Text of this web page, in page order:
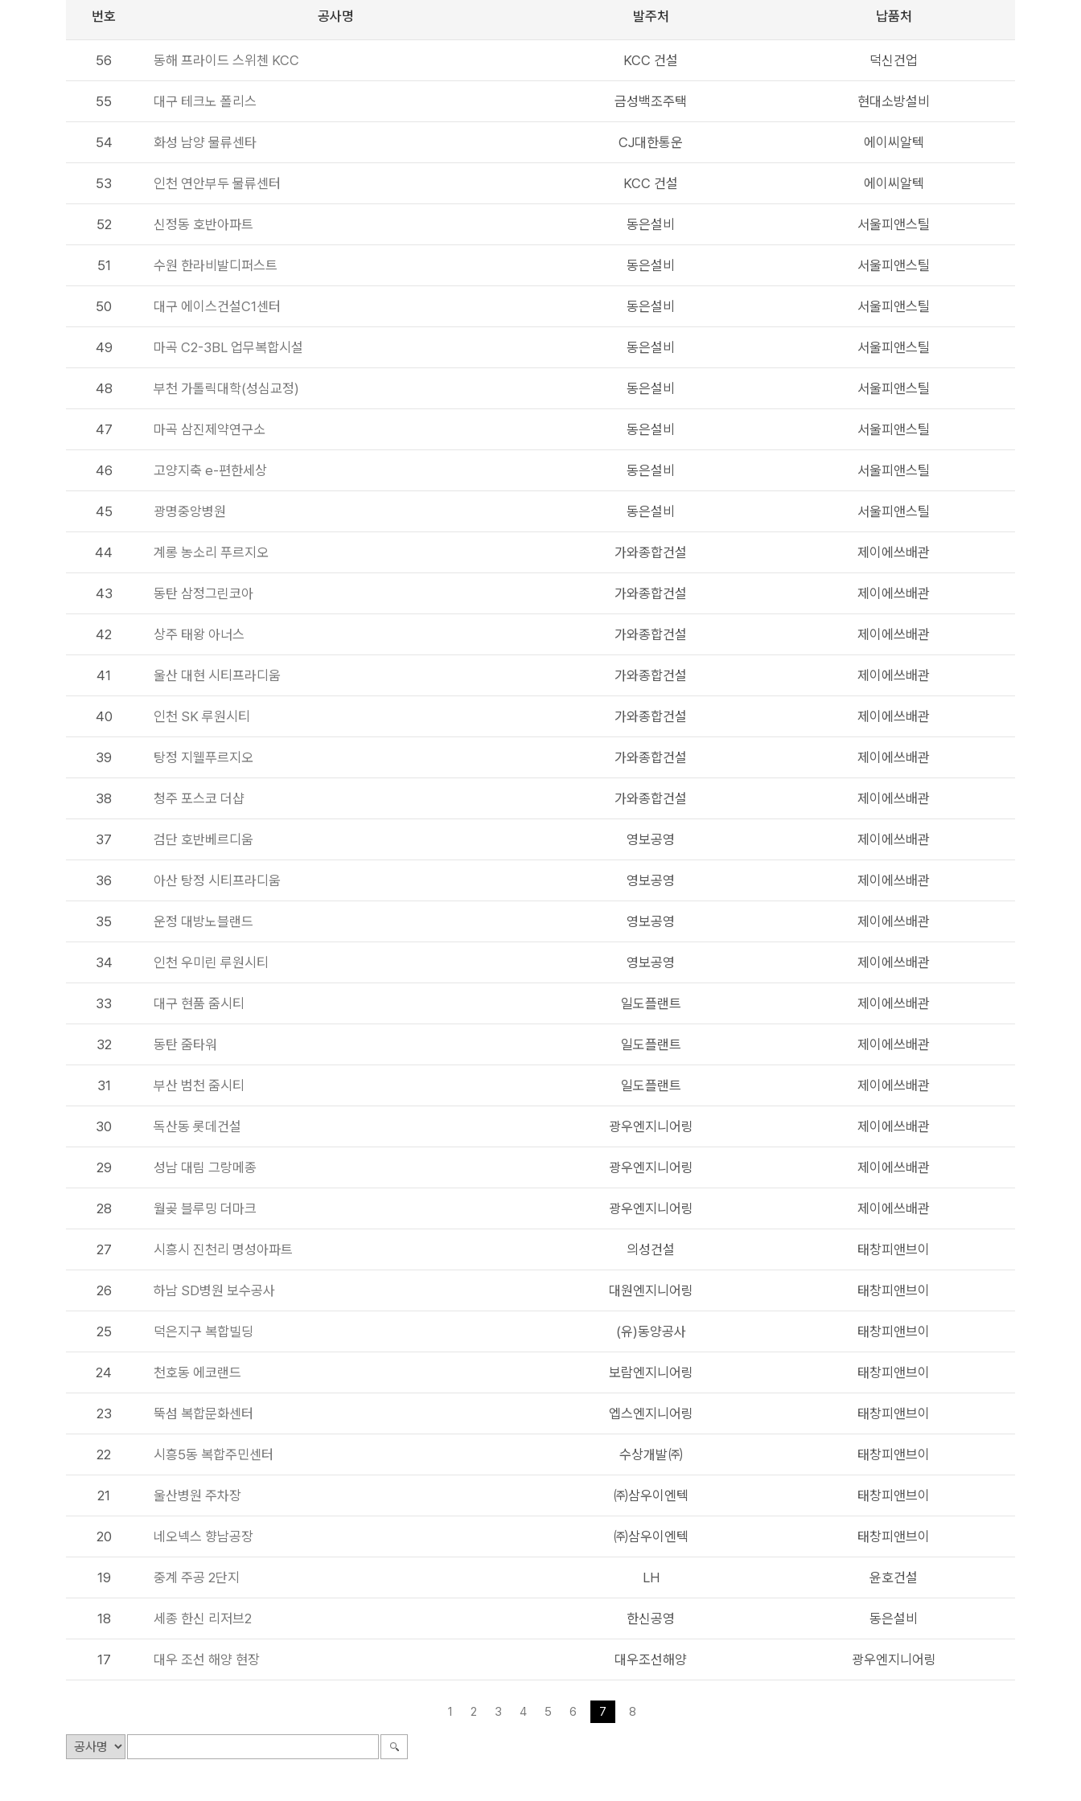
번호 공사명 발주처 납품처
56 동해 프라이드 스위첸 KCC KCC 건설 덕신건업
55 대구 테크노 폴리스 금성백조주택 현대소방설비
54 화성 남양 물류센타 CJ대한통운 에이씨알텍
53 인천 연안부두 물류센터 KCC 건설 에이씨알텍
52 신정동 호반아파트 동은설비 서울피앤스틸
51 수원 한라비발디퍼스트 동은설비 서울피앤스틸
50 대구 에이스건설C1센터 동은설비 서울피앤스틸
49 마곡 C2-3BL 업무복합시설 동은설비 서울피앤스틸
48 부천 가톨릭대학(성심교정) 동은설비 서울피앤스틸
47 마곡 삼진제약연구소 동은설비 서울피앤스틸
46 고양지축 e-편한세상 동은설비 서울피앤스틸
45 광명중앙병원 동은설비 서울피앤스틸
44 계롱 농소리 푸르지오 가와종합건설 제이에쓰배관
43 동탄 삼정그린코아 가와종합건설 제이에쓰배관
42 상주 태왕 아너스 가와종합건설 제이에쓰배관
41 울산 대현 시티프라디움 가와종합건설 제이에쓰배관
40 인천 SK 루원시티 가와종합건설 제이에쓰배관
39 탕정 지웰푸르지오 가와종합건설 제이에쓰배관
38 청주 포스코 더샵 가와종합건설 제이에쓰배관
37 검단 호반베르디움 영보공영 제이에쓰배관
36 아산 탕정 시티프라디움 영보공영 제이에쓰배관
35 운정 대방노블랜드 영보공영 제이에쓰배관
34 인천 우미린 루원시티 영보공영 제이에쓰배관
33 대구 현품 줌시티 일도플랜트 제이에쓰배관
32 동탄 줌타워 일도플랜트 제이에쓰배관
31 부산 범천 줌시티 일도플랜트 제이에쓰배관
30 독산동 롯데건설 광우엔지니어링 제이에쓰배관
29 성남 대림 그랑메종 광우엔지니어링 제이에쓰배관
28 월곶 블루밍 더마크 광우엔지니어링 제이에쓰배관
27 시흥시 진천리 명성아파트 의성건설 태창피앤브이
26 하남 SD병원 보수공사 대원엔지니어링 태창피앤브이
25 덕은지구 복합빌딩 (유)동양공사 태창피앤브이
24 천호동 에코랜드 보람엔지니어링 태창피앤브이
23 뚝섬 복합문화센터 엡스엔지니어링 태창피앤브이
22 시흥5동 복합주민센터 수상개발㈜ 태창피앤브이
21 울산병원 주차장 ㈜삼우이엔텍 태창피앤브이
20 네오넥스 향남공장 ㈜삼우이엔텍 태창피앤브이
19 중계 주공 2단지 LH 윤호건설
18 세종 한신 리저브2 한신공영 동은설비
17 대우 조선 해양 현장 대우조선해양 광우엔지니어링
1 2 3 4 5 6 7 8